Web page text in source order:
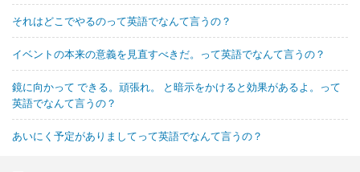
それはどこでやるのって英語でなんて言うの？
イベントの本来の意義を見直すべきだ。って英語でなんて言うの？
鏡に向かって できる。頑張れ。 と暗示をかけると効果があるよ。って
英語でなんて言うの？
あいにく予定がありましてって英語でなんて言うの？